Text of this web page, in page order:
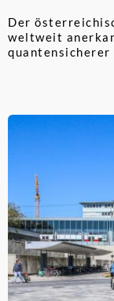
Der
weltweit
quantensicherer